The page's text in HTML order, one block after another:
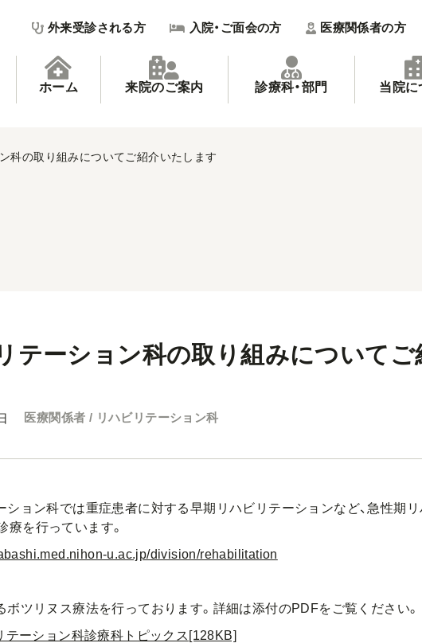
外来受診される方 入院・ご面会の方 医療関係者の方
ホーム 来院のご案内 診療科・部門 当院に
科の取り組みについてご紹介いたします
テーション科の取り組みについてご
医療関係者 / リハビリテーション科
ション科では重症患者に対する早期リハビリテーションなど、急性期
療を行っています。
u.ac.jp/division/rehabilitation
ボツリヌス療法を行っております。詳細は添付のPDFをご覧ください。
テーション科診療科トピックス[128KB]